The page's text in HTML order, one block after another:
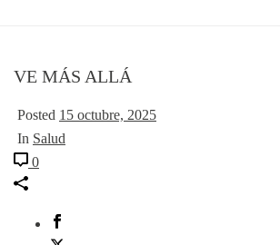
VE MÁS ALLÁ
Posted 15 octubre, 2025
In Salud
0